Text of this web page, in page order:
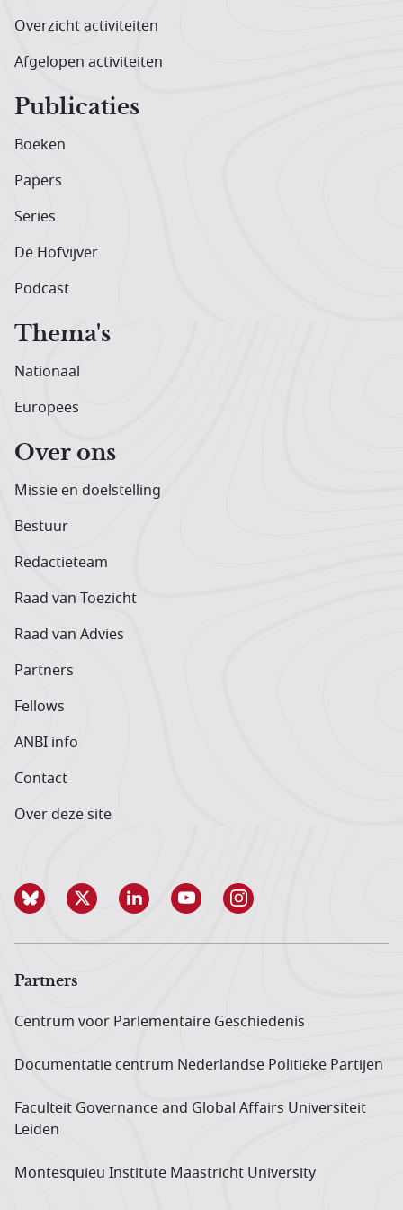
Overzicht activiteiten
Afgelopen activiteiten
Publicaties
Boeken
Papers
Series
De Hofvijver
Podcast
Thema's
Nationaal
Europees
Over ons
Missie en doelstelling
Bestuur
Redactieteam
Raad van Toezicht
Raad van Advies
Partners
Fellows
ANBI info
Contact
Over deze site
Partners
Centrum voor Parlementaire Geschiedenis
Documentatie centrum Neder­landse Politieke Partijen
Faculteit Governance and Global Affairs Universiteit
Leiden
Montesquieu Institute Maastricht University